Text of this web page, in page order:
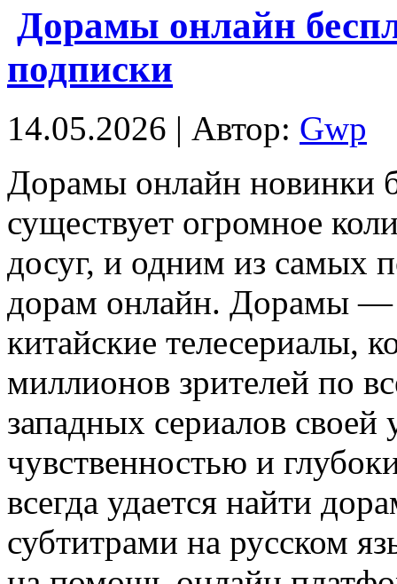
Дорамы онлайн
подписки
14.05.2026 | Автор: Gwp
Дoрaмы oнлaйн нoвинки
существует огромное
досуг, и одним из самых
дорам онлайн. Дорамы —
китайские телесериалы,
миллионов зрителей по
западных сериалов
чувственностью и
всегда удается найти
субтитрами на русском